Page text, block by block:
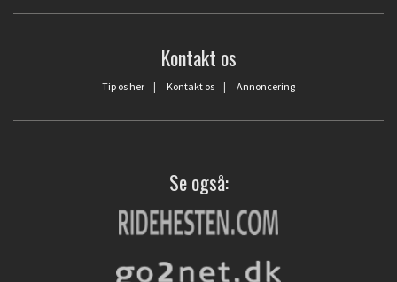
Kontakt os
Tip os her | Kontakt os | Annoncering
Se også: